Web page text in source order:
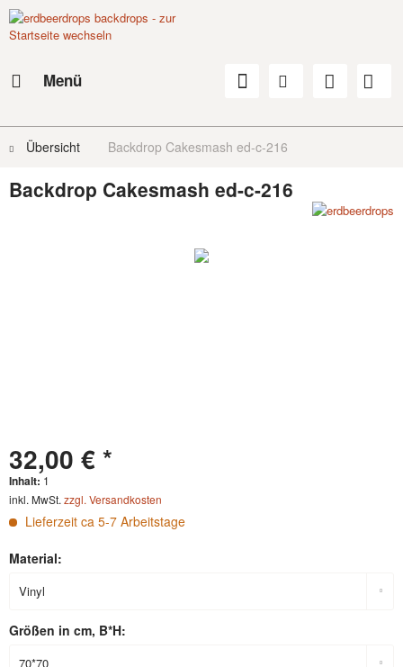
Menü
Übersicht Backdrop Cakesmash ed-c-216
Backdrop Cakesmash ed-c-216
32,00 € *
Inhalt: 1
inkl. MwSt. zzgl. Versandkosten
Lieferzeit ca 5-7 Arbeitstage
Material:
Größen in cm, B*H: